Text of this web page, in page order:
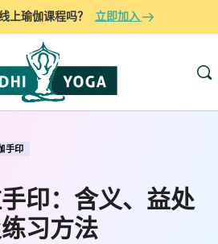
上瑜伽课程吗？ 立即加入
手印
印：含义、益处
习方法